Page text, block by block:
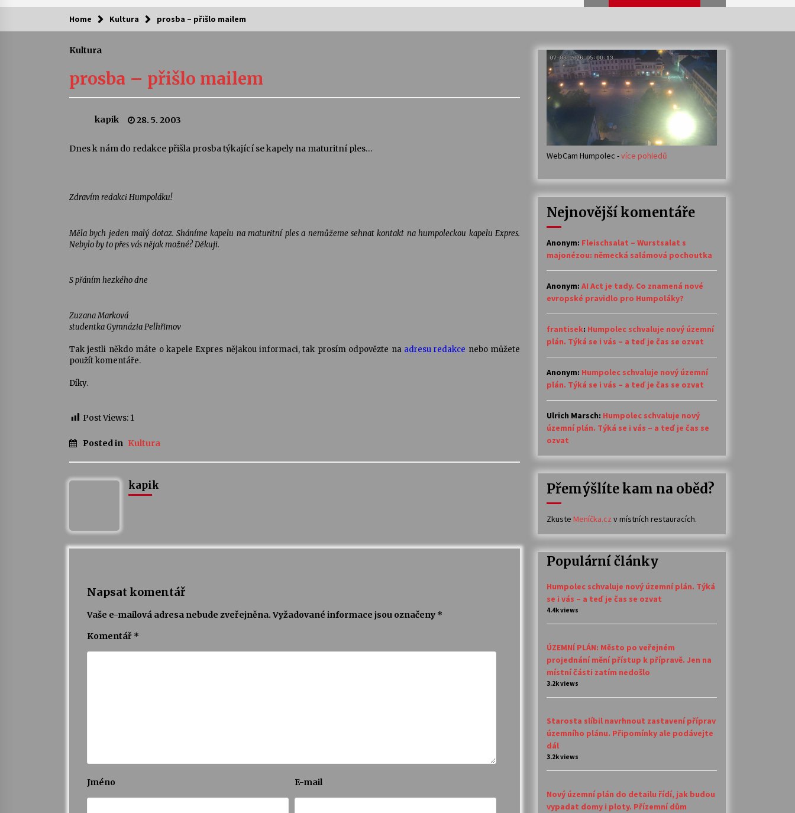
Kam za kulturou?
Camerata a Sukuba Ensemble
4. 8. 2026
Veselí muzikanti
30. 7. 2026
Pozvánka na integrační festival
Quijotova šedesátka: 28. 7.–1. 8.
28. 7. 2026
Votavžatský ploty
23. 7. 2026
22. 7. 2026
14. 7. 2026
Želivě ožije odkaz Josefa Čapka
13. 7. 2026
Klášteře Želiv
30. 6. 2026
Home Kultura prosba – přišlo mailem
Kultura
prosba – přišlo mailem
kapik 28. 5. 2003
Dnes k nám do redakce přišla prosba týkající se kapely na maturitní ples…
Zdravím redakci Humpoláku!
Měla bych jeden malý dotaz. Sháníme kapelu na maturitní ples a nemůžeme sehnat kontakt na humpoleckou kapelu Expres.
Nebylo by to přes vás nějak možné? Děkuji.
S přáním hezkého dne
Zuzana Marková
studentka Gymnázia Pelhřimov
Tak jestli někdo máte o kapele Expres nějakou informaci, tak prosím odpovězte na adresu redakce nebo můžete
použít komentáře.
Díky.
Post Views: 1
Posted in Kultura
kapik
Napsat komentář
Vaše e-mailová adresa nebude zveřejněna. Vyžadované informace jsou označeny *
Komentář *
Jméno E-mail
WebCam Humpolec -více pohledů
Nejnovější komentáře
Anonym: Fleischsalat – Wurstsalat s
majonézou: německá salámová pochoutka
Anonym: AI Act je tady. Co znamená nové
evropské pravidlo pro Humpoláky?
frantisek: Humpolec schvaluje nový územní
plán. Týká se i vás – a teď je čas se ozvat
Anonym: Humpolec schvaluje nový územní
plán. Týká se i vás – a teď je čas se ozvat
Ulrich Marsch: Humpolec schvaluje nový
územní plán. Týká se i vás – a teď je čas se
ozvat
Přemýšlíte kam na oběd?
Zkuste Meníčka.cz v místních restauracích.
Populární články
Humpolec schvaluje nový územní plán. Týká
se i vás – a teď je čas se ozvat
4.4k views
ÚZEMNÍ PLÁN: Město po veřejném
projednání mění přístup k přípravě. Jen na
místní části zatím nedošlo
3.2k views
Starosta slíbil navrhnout zastavení příprav
územního plánu. Připomínky ale podávejte
dál
3.2k views
Nový územní plán do detailu řídí, jak budou
vypadat domy i ploty. Přízemní dům